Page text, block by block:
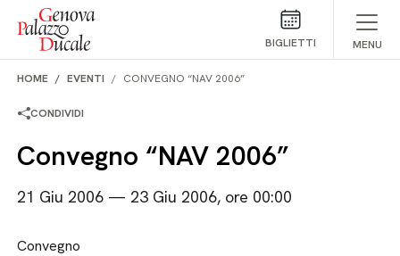
Salta al contenuto
BIGLIETTI MENU
HOME EVENTI CONVEGNO “NAV 2006”
CONDIVIDI
Convegno “NAV 2006”
21 Giu 2006 — 23 Giu 2006, ore 00:00
Convegno